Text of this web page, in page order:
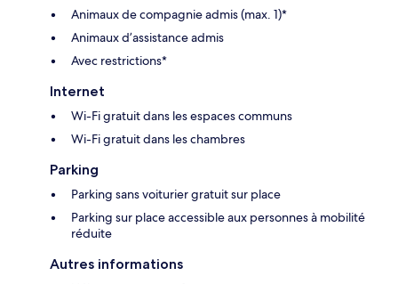
Animaux de compagnie admis (max. 1)*
Animaux d’assistance admis
Avec restrictions*
Internet
Wi-Fi gratuit dans les espaces communs
Wi-Fi gratuit dans les chambres
Parking
Parking sans voiturier gratuit sur place
Parking sur place accessible aux personnes à mobilité
réduite
Autres informations